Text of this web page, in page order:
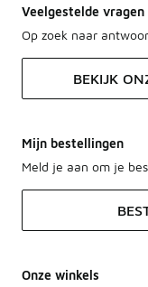
Veelgestelde
Op zoek naar
BEKIJK
Mijn bestellingen
Meld je aan om je
Onze winkels